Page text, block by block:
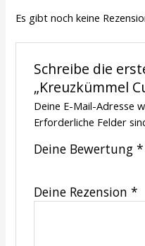
Es gibt noch keine
Schreibe die
„Kreuzkümmel
Deine E-Mail-Adresse
Erforderliche Felder
Deine Bewertung *
Deine Rezension *